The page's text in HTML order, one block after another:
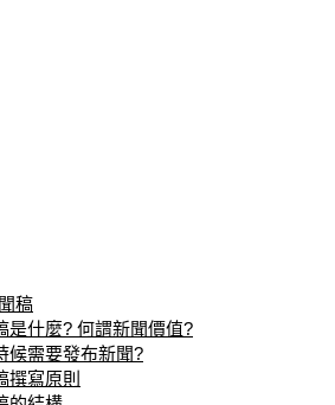
稿
是什麼? 何謂新聞價值?
候需要發布新聞?
撰寫原則